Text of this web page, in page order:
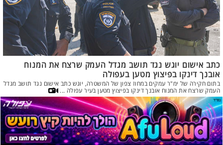
כתב אישום יוגש נגד תושב מגדל העמק שרצח את המנוח
אובנך דינקו בפיצוץ מטען בעפולה
בתום חקירה של ימ"ר עמקים במחוז צפון של המשטרה, יוגש כתב אישום נגד תושב מגדל
העמק שרצח את המנוח אובנך דינקו בפיצוץ מטען בעיר עפולה ...